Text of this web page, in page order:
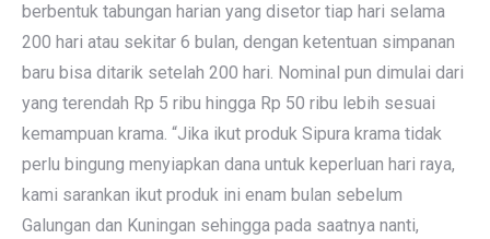
berbentuk tabungan harian yang disetor tiap hari selama
200 hari atau sekitar 6 bulan, dengan ketentuan simpanan
baru bisa ditarik setelah 200 hari. Nominal pun dimulai dari
yang terendah Rp 5 ribu hingga Rp 50 ribu lebih sesuai
kemampuan krama. “Jika ikut produk Sipura krama tidak
perlu bingung menyiapkan dana untuk keperluan hari raya,
kami sarankan ikut produk ini enam bulan sebelum
Galungan dan Kuningan sehingga pada saatnya nanti,